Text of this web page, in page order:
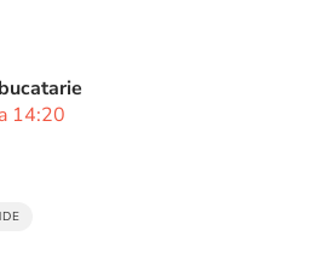
14:20